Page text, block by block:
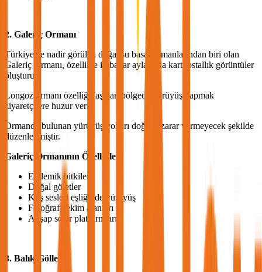
2. Galeriç Ormanı
Türkiye'de nadir görülen doğal su basar ormanlarından biri olan
Galeriç Ormanı, özellikle ilkbahar aylarında kartpostallık görüntüler
oluşturur.
Longoz ormanı özelliği taşıyan bölgede yürüyüş yapmak
ziyaretçilere huzur verir.
Ormanda bulunan yürüyüş yolları doğaya zarar vermeyecek şekilde
düzenlenmiştir.
Galeriç Ormanının Özellikleri
Endemik bitkiler
Doğal göletler
Kuş sesleri eşliğinde yürüyüş
Fotoğraf çekim alanları
Ahşap seyir platformları
3. Balık Gölleri